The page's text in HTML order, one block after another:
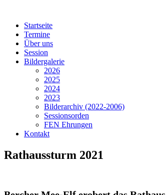
Startseite
Termine
Über uns
Session
Bildergalerie
2026
2025
2024
2023
Bilderarchiv (2022-2006)
Sessionsorden
FEN Ehrungen
Kontakt
Rathaussturm 2021